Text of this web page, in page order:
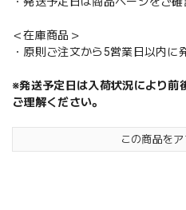
＜在庫商品＞
・原則ご注文から5営業日以内に
※発送予定日は入荷状況により前
ご理解ください。
この商品を